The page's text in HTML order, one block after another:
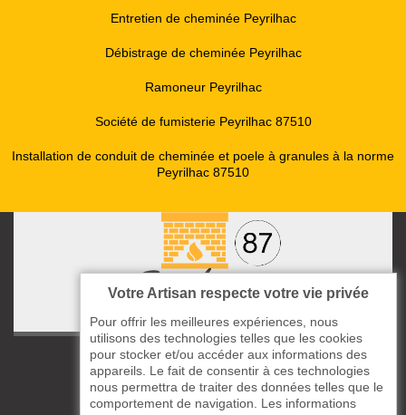
Entretien de cheminée Peyrilhac
Débistrage de cheminée Peyrilhac
Ramoneur Peyrilhac
Société de fumisterie Peyrilhac 87510
Installation de conduit de cheminée et poele à granules à la norme
Peyrilhac 87510
ccas le Bourg
87220 Boisseuil
05 33 06 14 49
Votre Artisan respecte votre vie privée
Pour offrir les meilleures expériences, nous
utilisons des technologies telles que les cookies
pour stocker et/ou accéder aux informations des
appareils. Le fait de consentir à ces technologies
nous permettra de traiter des données telles que le
comportement de navigation. Les informations